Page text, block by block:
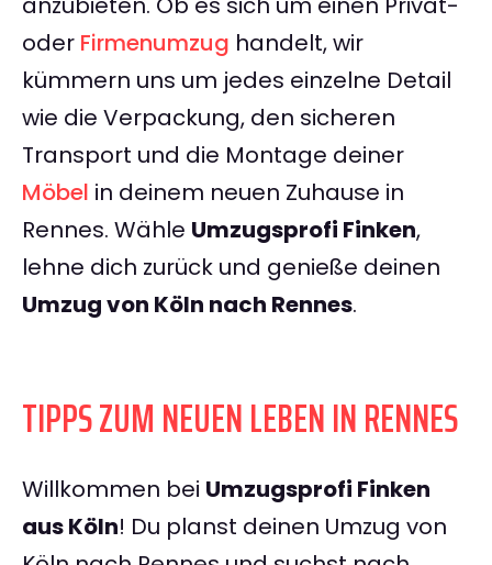
oder Firmenumzug handelt, wir
kümmern uns um jedes einzelne Detail
wie die Verpackung, den sicheren
Transport und die Montage deiner
Möbel in deinem neuen Zuhause in
Rennes. Wähle Umzugsprofi Finken,
lehne dich zurück und genieße deinen
Umzug von Köln nach Rennes.
TIPPS ZUM NEUEN LEBEN IN RENNES
Willkommen bei Umzugsprofi Finken
aus Köln! Du planst deinen Umzug von